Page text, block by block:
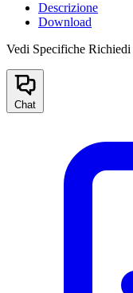
Descrizione
Download
Vedi Specifiche Richiedi
Chat